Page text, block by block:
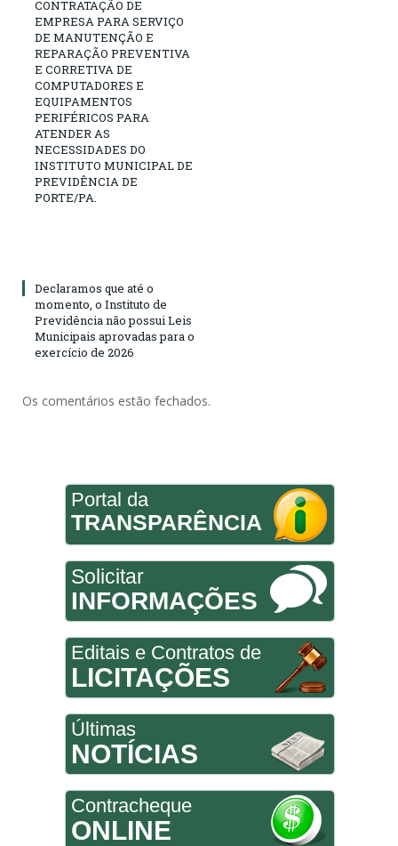
CONTRATAÇÃO DE
EMPRESA PARA SERVIÇO
DE MANUTENÇÃO E
REPARAÇÃO PREVENTIVA
E CORRETIVA DE
COMPUTADORES E
EQUIPAMENTOS
PERIFÉRICOS PARA
ATENDER AS
NECESSIDADES DO
INSTITUTO MUNICIPAL DE
PREVIDÊNCIA DE
PORTE/PA.
Declaramos que até o
momento, o Instituto de
Previdência não possui Leis
Municipais aprovadas para o
exercício de 2026
Os comentários estão fechados.
Portal da
TRANSPARÊNCIA
Solicitar
INFORMAÇÕES
Editais e Contratos de
LICITAÇÕES
Últimas
NOTÍCIAS
Contracheque
ONLINE